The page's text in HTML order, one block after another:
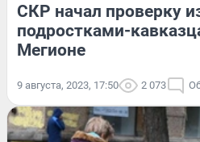
СКР начал проверку
подростками-
Мегионе
9 августа, 2023, 17:50 2 073